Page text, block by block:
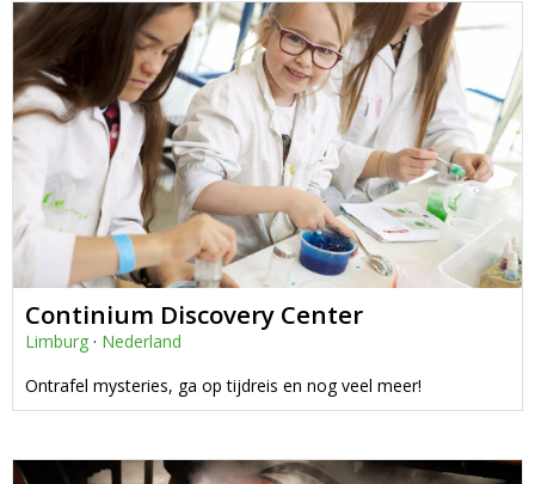
Continium Discovery Center
Limburg · Nederland
Ontrafel mysteries, ga op tijdreis en nog veel meer!